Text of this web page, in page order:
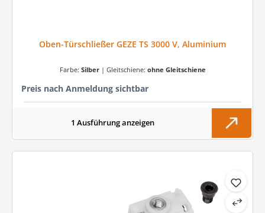
Oben-Türschließer GEZE TS 3000 V, Aluminium
Farbe: Silber | Gleitschiene: ohne Gleitschiene
Preis nach Anmeldung sichtbar
1 Ausführung anzeigen